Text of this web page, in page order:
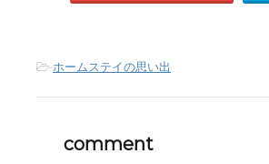
-ホームステイの思い出
comment